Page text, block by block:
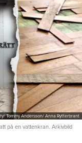
Tommy Andersson/ Anna Rytterbrant
på en vattenkran. Arkivbild